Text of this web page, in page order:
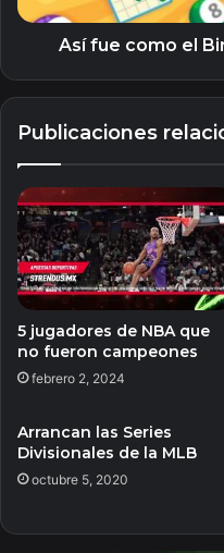
popular
Así fue como el
Publicaciones
5 jugadores de NBA que
no fueron campeones
febrero 2, 2024
Arrancan las Series
Divisionales de la MLB
octubre 5, 2020